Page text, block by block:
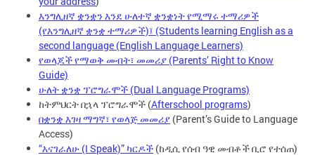
እንግሊዘኛ ቋንቋን እንደ ሁለተኛ ቋንቋነት የሚማሩ ተማሪዎች
(የእንግሊዘኛ ቋንቋ ተማሪዎች)፤ (Students learning English as a
second language (English Language Learners)
የወላጆች የማወቅ መብት፣ መመሪያ (Parents’ Right to Know
Guide)
ሁለት ቋንቋ ፕሮግራሞች (Dual Language Programs)
ከትምህርት በኋላ ፕሮግራሞች (Afterschool programs)
በቋንቋ እገዛ ማግኛ፣ የወላጅ መመሪያ (Parent’s Guide to Language
Access)
“እናገራለሁ (I Speak)” ካርዶች (ከዲሲ የሰብ ዓዊ መብቶች ቢሮ የተሰጠ)